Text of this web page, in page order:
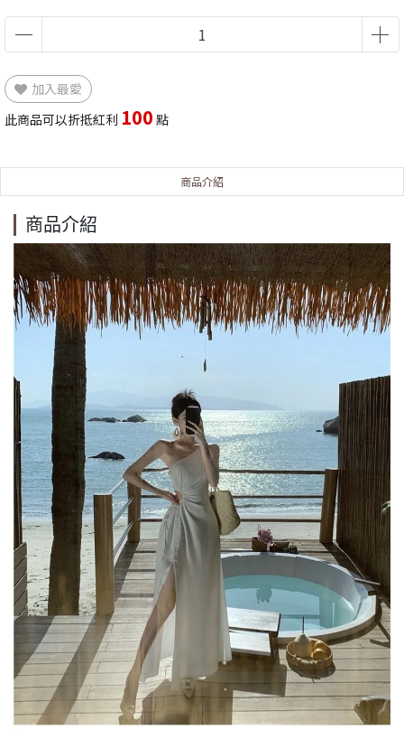
加入最愛
此商品可以折抵紅利 100 點
商品介紹
商品介紹